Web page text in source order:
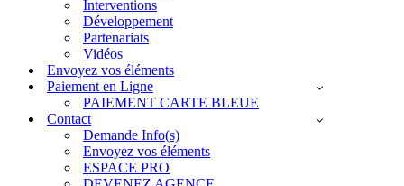
Interventions
Développement
Partenariats
Vidéos
Envoyez vos éléments
Paiement en Ligne
PAIEMENT CARTE BLEUE
Contact
Demande Info(s)
Envoyez vos éléments
ESPACE PRO